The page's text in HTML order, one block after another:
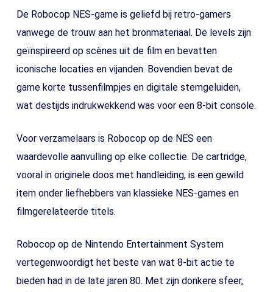
De Robocop NES-game is geliefd bij retro-gamers
vanwege de trouw aan het bronmateriaal. De levels zijn
geïnspireerd op scènes uit de film en bevatten
iconische locaties en vijanden. Bovendien bevat de
game korte tussenfilmpjes en digitale stemgeluiden,
wat destijds indrukwekkend was voor een 8-bit console.
Voor verzamelaars is Robocop op de NES een
waardevolle aanvulling op elke collectie. De cartridge,
vooral in originele doos met handleiding, is een gewild
item onder liefhebbers van klassieke NES-games en
filmgerelateerde titels.
Robocop op de Nintendo Entertainment System
vertegenwoordigt het beste van wat 8-bit actie te
bieden had in de late jaren 80. Met zijn donkere sfeer,